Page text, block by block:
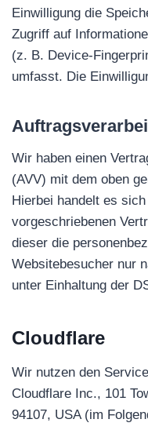
Einwilligung die
Zugriff auf
(z. B. Device-
umfasst. Die
Wir haben einen
(AVV) mit dem oben
Hierbei handelt es
vorgeschriebenen
dieser die
Websitebesucher nur
unter Einhaltung der
Cloudflare
Wir nutzen den
Cloudflare Inc., 101
94107, USA (im